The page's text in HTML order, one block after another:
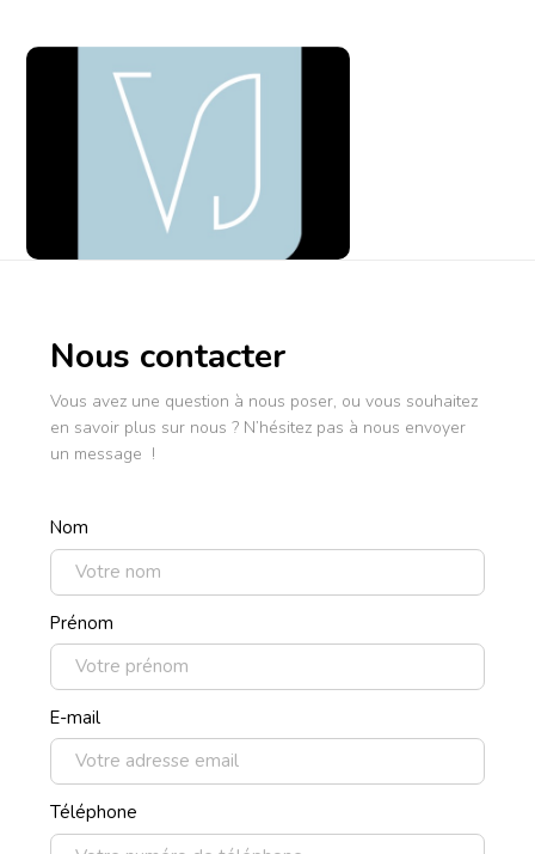
Nous contacter
Vous avez une question à nous poser, ou vous souhaitez
en savoir plus sur nous ? N’hésitez pas à nous envoyer
un message !
Nom
Prénom
E-mail
Téléphone